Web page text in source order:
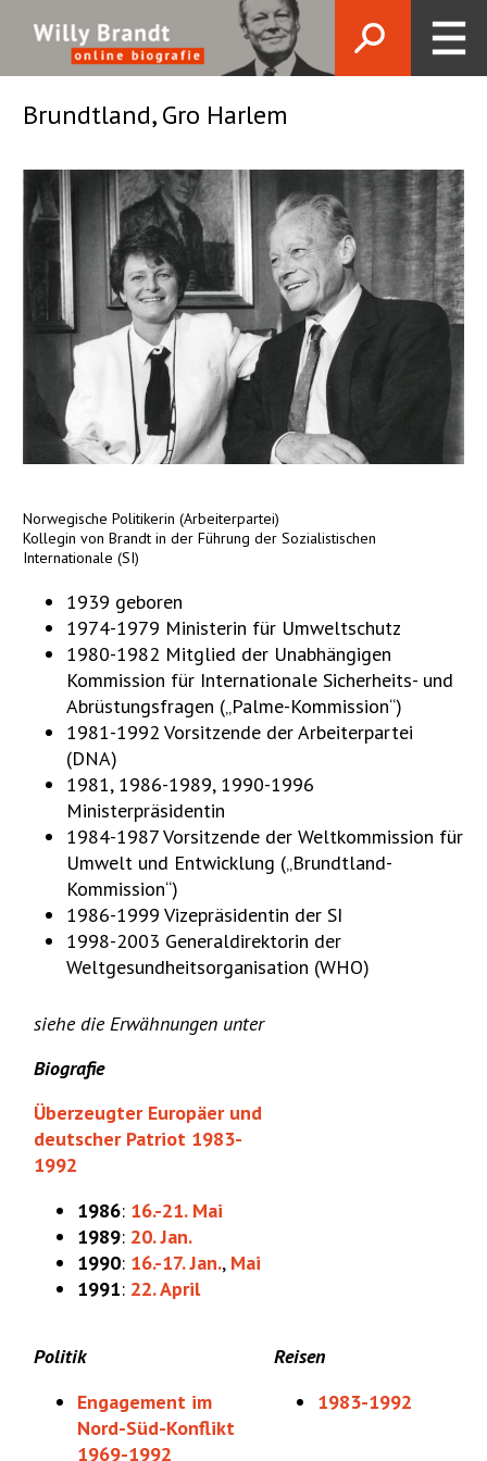
Brundtland, Gro Harlem
Norwegische Politikerin (Arbeiterpartei)
Kollegin von Brandt in der Führung der Sozialistischen
Internationale (SI)
1939 geboren
1974-1979 Ministerin für Umweltschutz
1980-1982 Mitglied der Unabhängigen
Kommission für Internationale Sicherheits- und
Abrüstungsfragen („Palme-Kommission“)
1981-1992 Vorsitzende der Arbeiterpartei
(DNA)
1981, 1986-1989, 1990-1996
Ministerpräsidentin
1984-1987 Vorsitzende der Weltkommission für
Umwelt und Entwicklung („Brundtland-
Kommission“)
1986-1999 Vizepräsidentin der SI
1998-2003 Generaldirektorin der
Weltgesundheitsorganisation (WHO)
siehe die Erwähnungen unter
Biografie
Überzeugter Europäer und
deutscher Patriot 1983-
1992
1986: 16.-21. Mai
1989: 20. Jan.
1990: 16.-17. Jan., Mai
1991: 22. April
Politik
Engagement im
Nord-Süd-Konflikt
1969-1992
Reisen
1983-1992